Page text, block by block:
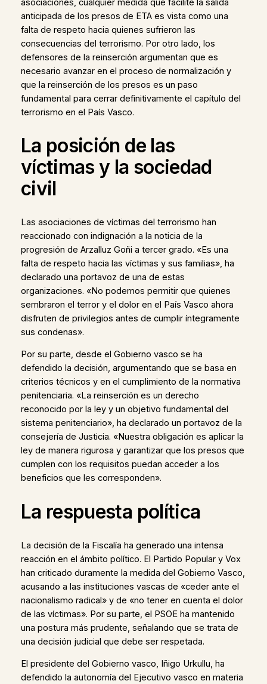
asociaciones, cualquier medida que facilite la salida
anticipada de los presos de ETA es vista como una
falta de respeto hacia quienes sufrieron las
consecuencias del terrorismo. Por otro lado, los
defensores de la reinserción argumentan que es
necesario avanzar en el proceso de normalización y
que la reinserción de los presos es un paso
fundamental para cerrar definitivamente el capítulo del
terrorismo en el País Vasco.
La posición de las
víctimas y la sociedad
civil
Las asociaciones de víctimas del terrorismo han
reaccionado con indignación a la noticia de la
progresión de Arzalluz Goñi a tercer grado. «Es una
falta de respeto hacia las víctimas y sus familias», ha
declarado una portavoz de una de estas
organizaciones. «No podemos permitir que quienes
sembraron el terror y el dolor en el País Vasco ahora
disfruten de privilegios antes de cumplir íntegramente
sus condenas».
Por su parte, desde el Gobierno vasco se ha
defendido la decisión, argumentando que se basa en
criterios técnicos y en el cumplimiento de la normativa
penitenciaria. «La reinserción es un derecho
reconocido por la ley y un objetivo fundamental del
sistema penitenciario», ha declarado un portavoz de la
consejería de Justicia. «Nuestra obligación es aplicar la
ley de manera rigurosa y garantizar que los presos que
cumplen con los requisitos puedan acceder a los
beneficios que les corresponden».
La respuesta política
La decisión de la Fiscalía ha generado una intensa
reacción en el ámbito político. El Partido Popular y Vox
han criticado duramente la medida del Gobierno Vasco,
acusando a las instituciones vascas de «ceder ante el
nacionalismo radical» y de «no tener en cuenta el dolor
de las víctimas». Por su parte, el PSOE ha mantenido
una postura más prudente, señalando que se trata de
una decisión judicial que debe ser respetada.
El presidente del Gobierno vasco, Iñigo Urkullu, ha
defendido la autonomía del Ejecutivo vasco en materia